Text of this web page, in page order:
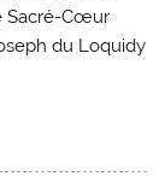
Sacré-Cœur
du Loquidy